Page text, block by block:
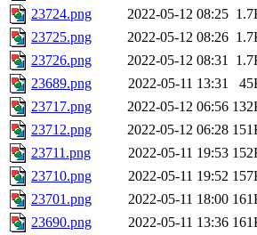
23724.png
2022-05-12 08:25
23725.png
2022-05-12 08:26
23726.png
2022-05-12 08:31
23689.png
2022-05-11 13:31
23717.png
2022-05-12 06:56
23712.png
2022-05-12 06:28
23711.png
2022-05-11 19:53
23710.png
2022-05-11 19:52
23701.png
2022-05-11 18:00
23690.png
2022-05-11 13:36